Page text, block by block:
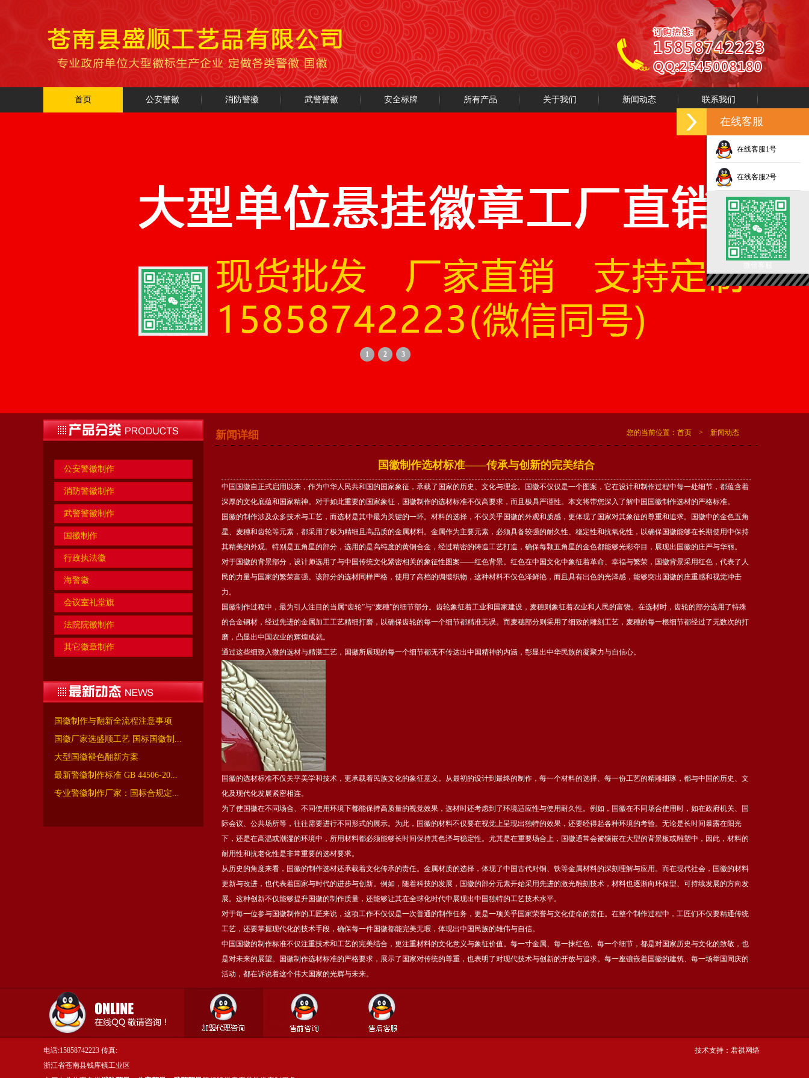
首页 公安警徽 消防警徽 武警警徽 安全标牌 所有产品 关于我们 新闻动态 联系我们
1 2 3
公安警徽制作
消防警徽制作
武警警徽制作
国徽制作
行政执法徽
海警徽
会议室礼堂旗
法院院徽制作
其它徽章制作
国徽制作与翻新全流程注意事项
国徽厂家选盛顺工艺 国标国徽制...
大型国徽褪色翻新方案
最新警徽制作标准 GB 44506-20...
专业警徽制作厂家：国标合规定...
您的当前位置： 首页 > 新闻动态
新闻详细
国徽制作选材标准——传承与创新的完美结合
中国国徽自正式启用以来，作为中华人民共和国的国家象征，承载了国家的历史、文化与理念。国徽不仅仅是一个图案，它在设计和制作过程中每一处细节，都蕴含着
深厚的文化底蕴和国家精神。对于如此重要的国家象征，国徽制作的选材标准不仅高要求，而且极具严谨性。本文将带您深入了解中国国徽制作选材的严格标准。
国徽的制作涉及众多技术与工艺，而选材是其中最为关键的一环。材料的选择，不仅关乎国徽的外观和质感，更体现了国家对其象征的尊重和追求。国徽中的金色五角
星、麦穗和齿轮等元素，都采用了极为精细且高品质的金属材料。金属作为主要元素，必须具备较强的耐久性、稳定性和抗氧化性，以确保国徽能够在长期使用中保持
其精美的外观。特别是五角星的部分，选用的是高纯度的黄铜合金，经过精密的铸造工艺打造，确保每颗五角星的金色都能够光彩夺目，展现出国徽的庄严与华丽。
对于国徽的背景部分，设计师选用了与中国传统文化紧密相关的象征性图案——红色背景。红色在中国文化中象征着革命、幸福与繁荣，国徽背景采用红色，代表了人
民的力量与国家的繁荣富强。该部分的选材同样严格，使用了高档的绸缎织物，这种材料不仅色泽鲜艳，而且具有出色的光泽感，能够突出国徽的庄重感和视觉冲击
力。
国徽制作过程中，最为引人注目的当属“齿轮”与“麦穗”的细节部分。齿轮象征着工业和国家建设，麦穗则象征着农业和人民的富饶。在选材时，齿轮的部分选用了特殊
的合金钢材，经过先进的金属加工工艺精细打磨，以确保齿轮的每一个细节都精准无误。而麦穗部分则采用了细致的雕刻工艺，麦穗的每一根细节都经过了无数次的打
磨，凸显出中国农业的辉煌成就。
通过这些细致入微的选材与精湛工艺，国徽所展现的每一个细节都无不传达出中国精神的内涵，彰显出中华民族的凝聚力与自信心。
国徽的选材标准不仅关乎美学和技术，更承载着民族文化的象征意义。从最初的设计到最终的制作，每一个材料的选择、每一份工艺的精雕细琢，都与中国的历史、文
化及现代化发展紧密相连。
为了使国徽在不同场合、不同使用环境下都能保持高质量的视觉效果，选材时还考虑到了环境适应性与使用耐久性。例如，国徽在不同场合使用时，如在政府机关、国
际会议、公共场所等，往往需要进行不同形式的展示。为此，国徽的材料不仅要在视觉上呈现出独特的效果，还要经得起各种环境的考验。无论是长时间暴露在阳光
下，还是在高温或潮湿的环境中，所用材料都必须能够长时间保持其色泽与稳定性。尤其是在重要场合上，国徽通常会被镶嵌在大型的背景板或雕塑中，因此，材料的
耐用性和抗老化性是非常重要的选材要求。
从历史的角度来看，国徽的制作选材还承载着文化传承的责任。金属材质的选择，体现了中国古代对铜、铁等金属材料的深刻理解与应用。而在现代社会，国徽的材料
更新与改进，也代表着国家与时代的进步与创新。例如，随着科技的发展，国徽的部分元素开始采用先进的激光雕刻技术，材料也逐渐向环保型、可持续发展的方向发
展。这种创新不仅能够提升国徽的制作质量，还能够让其在全球化时代中展现出中国独特的工艺技术水平。
对于每一位参与国徽制作的工匠来说，这项工作不仅仅是一次普通的制作任务，更是一项关乎国家荣誉与文化使命的责任。在整个制作过程中，工匠们不仅要精通传统
工艺，还要掌握现代化的技术手段，确保每一件国徽都能完美无瑕，体现出中国民族的雄伟与自信。
中国国徽的制作标准不仅注重技术和工艺的完美结合，更注重材料的文化意义与象征价值。每一寸金属、每一抹红色、每一个细节，都是对国家历史与文化的致敬，也
是对未来的展望。国徽制作选材标准的严格要求，展示了国家对传统的尊重，也表明了对现代技术与创新的开放与追求。每一座镶嵌着国徽的建筑、每一场举国同庆的
活动，都在诉说着这个伟大国家的光辉与未来。
技术支持： 君祺网络
电话:15858742223 传真:
浙江省苍南县钱库镇工业区
在线客服
在线客服1号
在线客服2号